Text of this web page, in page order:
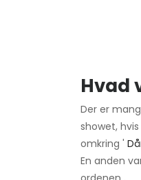
Hvad
Der er
showet,
omkring '
En anden